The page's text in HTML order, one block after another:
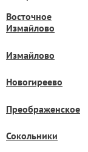
Восточное
Измайлово
Измайлово
Новогиреево
Преображенское
Сокольники